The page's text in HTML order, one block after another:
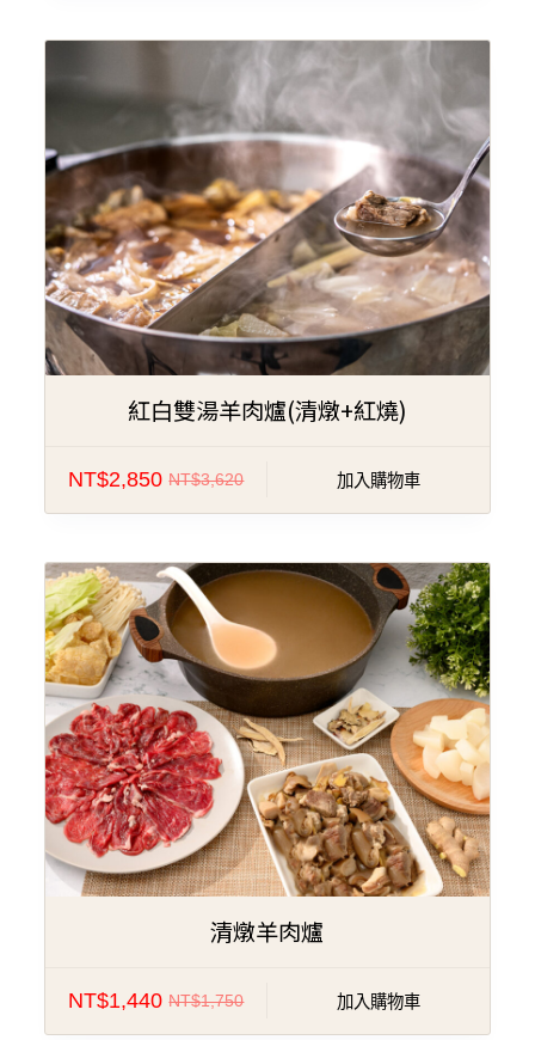
紅白雙湯羊肉爐(清燉+紅燒)
NT$3,620
NT$2,850 加入購物車
特價!
清燉羊肉爐
NT$1,750
NT$1,440 加入購物車